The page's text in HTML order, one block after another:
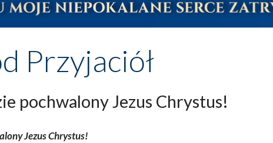
Przyjaciół
pochwalony Jezus Chrystus!
Jezus Chrystus!